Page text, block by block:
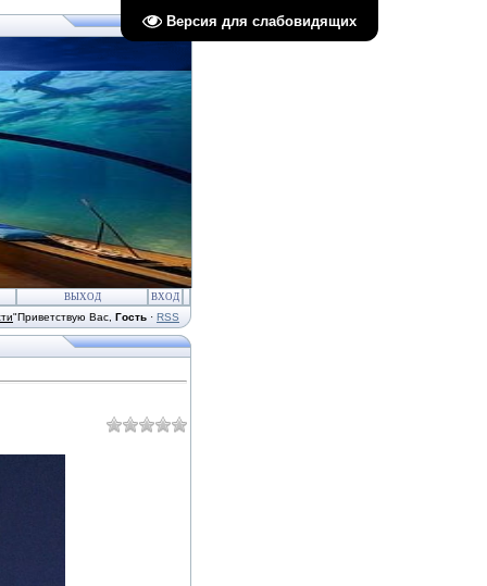
Версия для слабовидящих
ВЫХОД ВХОД
"Приветствую Вас Гость · RSS